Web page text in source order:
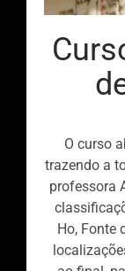
O curso
trazendo a
professora
Ho, Fonte